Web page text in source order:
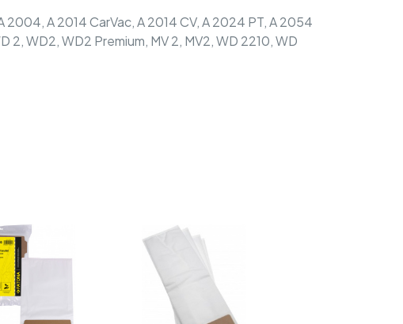
A 2014 CarVac, A 2014 CV, A 2024 PT, A 2054
WD2, WD2 Premium, MV 2, MV2, WD 2210, WD